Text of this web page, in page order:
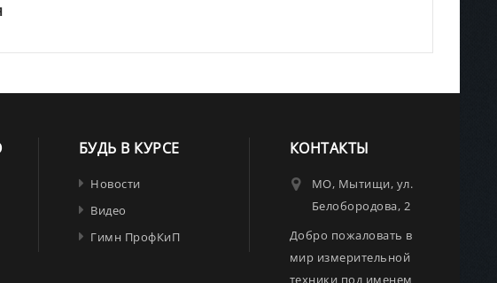
БУДЬ В КУРСЕ
Новости
Видео
Гимн ПрофКиП
КОНТАКТЫ
МО, Мытищи, ул.
Белобородова, 2
Добро пожаловать в
мир измерительной
техники под именем